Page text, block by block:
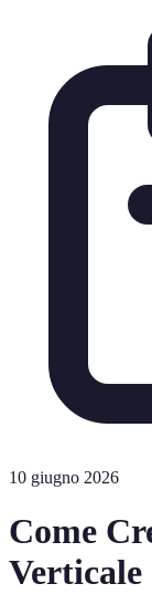
10 giugno 2026
Come
Verticale